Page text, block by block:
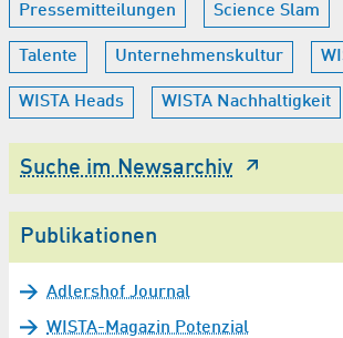
Pressemitteilungen Science Slam
Talente Unternehmenskultur
WISTA Heads WISTA Nachhaltigkeit
Suche im Newsarchiv
Publikationen
Adlershof Journal
WISTA-Magazin Potenzial